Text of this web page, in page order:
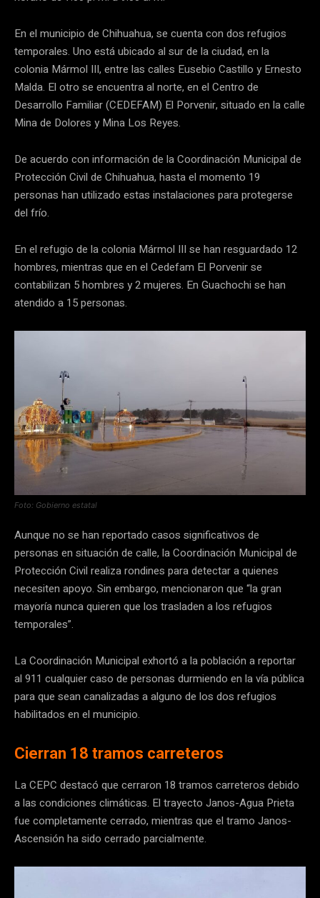
En el municipio de Chihuahua, se cuenta con dos refugios
temporales. Uno está ubicado al sur de la ciudad, en la
colonia Mármol III, entre las calles Eusebio Castillo y Ernesto
Malda. El otro se encuentra al norte, en el Centro de
Desarrollo Familiar (CEDEFAM) El Porvenir, situado en la calle
Mina de Dolores y Mina Los Reyes.
De acuerdo con información de la Coordinación Municipal de
Protección Civil de Chihuahua, hasta el momento 19
personas han utilizado estas instalaciones para protegerse
del frío.
En el refugio de la colonia Mármol III se han resguardado 12
hombres, mientras que en el Cedefam El Porvenir se
contabilizan 5 hombres y 2 mujeres. En Guachochi se han
atendido a 15 personas.
Foto: Gobierno estatal
Aunque no se han reportado casos significativos de
personas en situación de calle, la Coordinación Municipal de
Protección Civil realiza rondines para detectar a quienes
necesiten apoyo. Sin embargo, mencionaron que “la gran
mayoría nunca quieren que los trasladen a los refugios
temporales”.
La Coordinación Municipal exhortó a la población a reportar
al 911 cualquier caso de personas durmiendo en la vía pública
para que sean canalizadas a alguno de los dos refugios
habilitados en el municipio.
Cierran 18 tramos carreteros
La CEPC destacó que cerraron 18 tramos carreteros debido
a las condiciones climáticas. El trayecto Janos-Agua Prieta
fue completamente cerrado, mientras que el tramo Janos-
Ascensión ha sido cerrado parcialmente.